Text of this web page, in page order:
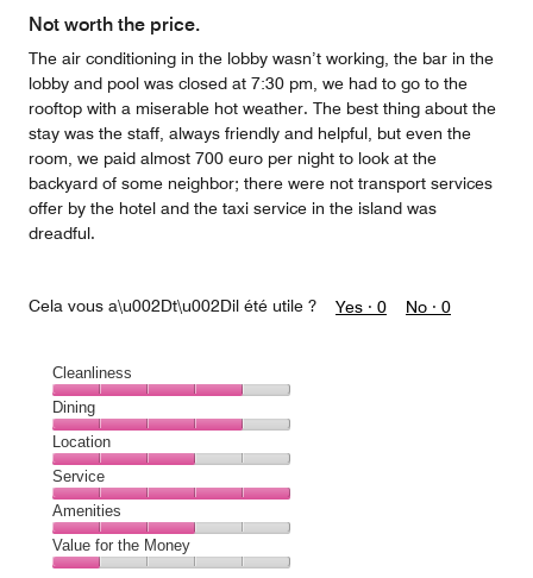
of
Not worth the price.
The air conditioning in the lobby wasn’t working, the bar in the
lobby and pool was closed at 7:30 pm, we had to go to the
rooftop with a miserable hot weather. The best thing about the
stay was the staff, always friendly and helpful, but even the
room, we paid almost 700 euro per night to look at the
backyard of some neighbor; there were not transport services
offer by the hotel and the taxi service in the island was
dreadful.
Cela vous a\u002Dt\u002Dil été utile ? Yes · 0 No · 0
Cleanliness
Cleanliness,
4
out
of
5
Dining
Dining,
4
out
of
5
Location
Location,
3
out
of
5
Service
Service,
5
out
Amenities
Amenities,
3
Value for the Money